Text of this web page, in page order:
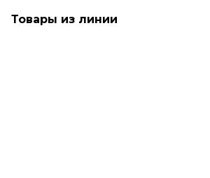
Товары из линии